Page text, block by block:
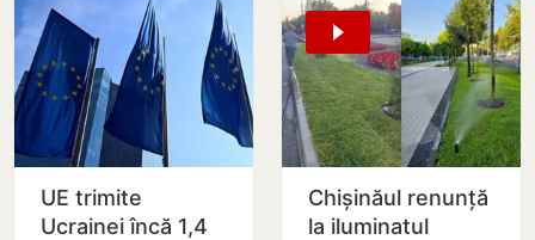
UE trimite
Ucrainei încă 1,4
Chișinăul renunță
la iluminatul